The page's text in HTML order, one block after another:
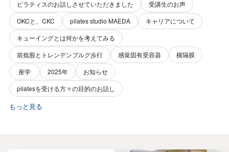
ピラティスのお話しさせていただきました
受講生のお声
OKCと、CKC
pilates studio MAEDA
キャリアについて
キューイングとは何かを考えてみる
前捻股とトレンデンブルグ歩行
感覚固有受容器
横隔膜
座学
2025年
お知らせ
pilatesを受ける方々の目的のお話し
もっと見る